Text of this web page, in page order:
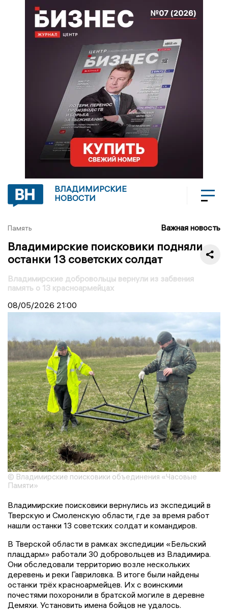
ВЛАДИМИРСКИЕ
НОВОСТИ
Память Важная новость
Владимирские поисковики подняли
останки 13 советских солдат
Владимирские добровольцы вернули из забвения
память о 13 красноармейцах
08/05/2026 21:00
© Владимирские поисковики объединения «Часовые
Памяти»
Владимирские поисковики вернулись из экспедиций в
Тверскую и Смоленскую области, где за время работ
нашли останки 13 советских солдат и командиров.
В Тверской области в рамках экспедиции «Бельский
плацдарм» работали 30 добровольцев из Владимира.
Они обследовали территорию возле нескольких
деревень и реки Гавриловка. В итоге были найдены
останки трёх красноармейцев. Их с воинскими
почестями похоронили в братской могиле в деревне
Демяхи. Установить имена бойцов не удалось.